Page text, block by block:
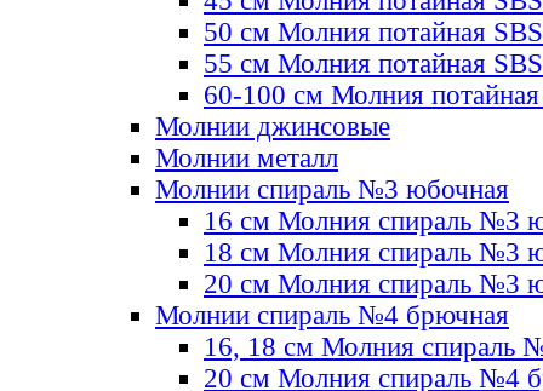
50 см Молния потайная SBS
55 см Молния потайная SBS
60-100 см Молния
Молнии джинсовые
Молнии металл
Молнии спираль №3 юбочная
16 см Молния спираль №3
18 см Молния спираль №3
20 см Молния спираль №3
Молнии спираль №4 брючная
16, 18 см Молния спираль
20 см Молния спираль №4